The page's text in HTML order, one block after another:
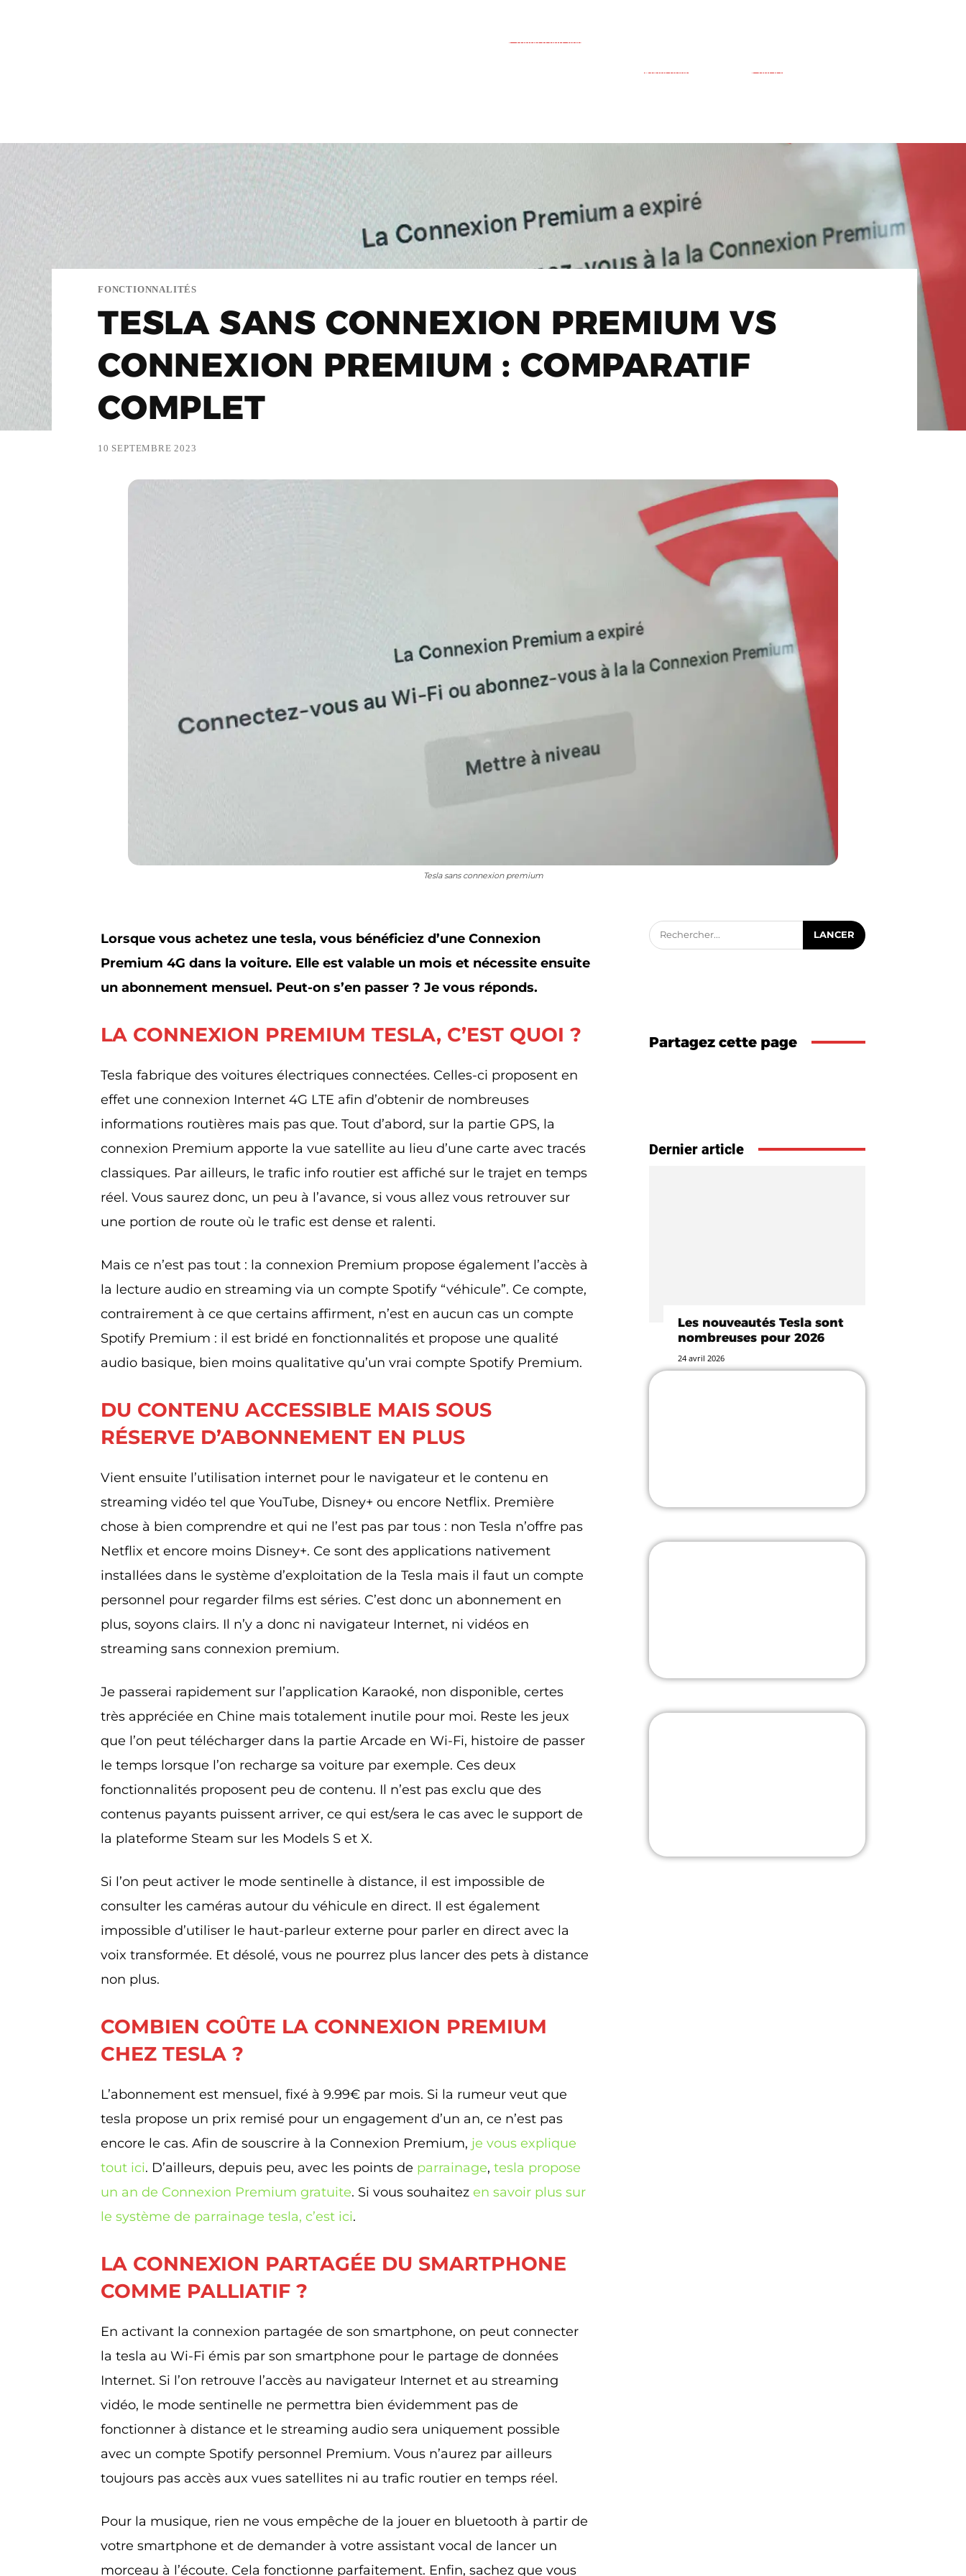
Groupe d'entraide
Réductions Contact
FONCTIONNALITÉS
TESLA SANS CONNEXION PREMIUM VS
CONNEXION PREMIUM : COMPARATIF
COMPLET
10 SEPTEMBRE 2023
Tesla sans connexion premium
Lorsque vous achetez une tesla, vous bénéficiez d’une Connexion
Premium 4G dans la voiture. Elle est valable un mois et nécessite ensuite
un abonnement mensuel. Peut-on s’en passer ? Je vous réponds.
LA CONNEXION PREMIUM TESLA, C’EST QUOI ?
Tesla fabrique des voitures électriques connectées. Celles-ci proposent en
effet une connexion Internet 4G LTE afin d’obtenir de nombreuses
informations routières mais pas que. Tout d’abord, sur la partie GPS, la
connexion Premium apporte la vue satellite au lieu d’une carte avec tracés
classiques. Par ailleurs, le trafic info routier est affiché sur le trajet en temps
réel. Vous saurez donc, un peu à l’avance, si vous allez vous retrouver sur
une portion de route où le trafic est dense et ralenti.
Mais ce n’est pas tout : la connexion Premium propose également l’accès à
la lecture audio en streaming via un compte Spotify “véhicule”. Ce compte,
contrairement à ce que certains affirment, n’est en aucun cas un compte
Spotify Premium : il est bridé en fonctionnalités et propose une qualité
audio basique, bien moins qualitative qu’un vrai compte Spotify Premium.
DU CONTENU ACCESSIBLE MAIS SOUS
RÉSERVE D’ABONNEMENT EN PLUS
Vient ensuite l’utilisation internet pour le navigateur et le contenu en
streaming vidéo tel que YouTube, Disney+ ou encore Netflix. Première
chose à bien comprendre et qui ne l’est pas par tous : non Tesla n’offre pas
Netflix et encore moins Disney+. Ce sont des applications nativement
installées dans le système d’exploitation de la Tesla mais il faut un compte
personnel pour regarder films est séries. C’est donc un abonnement en
plus, soyons clairs. Il n’y a donc ni navigateur Internet, ni vidéos en
streaming sans connexion premium.
Je passerai rapidement sur l’application Karaoké, non disponible, certes
très appréciée en Chine mais totalement inutile pour moi. Reste les jeux
que l’on peut télécharger dans la partie Arcade en Wi-Fi, histoire de passer
le temps lorsque l’on recharge sa voiture par exemple. Ces deux
fonctionnalités proposent peu de contenu. Il n’est pas exclu que des
contenus payants puissent arriver, ce qui est/sera le cas avec le support de
la plateforme Steam sur les Models S et X.
Si l’on peut activer le mode sentinelle à distance, il est impossible de
consulter les caméras autour du véhicule en direct. Il est également
impossible d’utiliser le haut-parleur externe pour parler en direct avec la
voix transformée. Et désolé, vous ne pourrez plus lancer des pets à distance
non plus.
COMBIEN COÛTE LA CONNEXION PREMIUM
CHEZ TESLA ?
L’abonnement est mensuel, fixé à 9.99€ par mois. Si la rumeur veut que
tesla propose un prix remisé pour un engagement d’un an, ce n’est pas
encore le cas. Afin de souscrire à la Connexion Premium, je vous explique
tout ici. D’ailleurs, depuis peu, avec les points de parrainage, tesla propose
un an de Connexion Premium gratuite. Si vous souhaitez en savoir plus sur
le système de parrainage tesla, c’est ici.
LA CONNEXION PARTAGÉE DU SMARTPHONE
COMME PALLIATIF ?
En activant la connexion partagée de son smartphone, on peut connecter
la tesla au Wi-Fi émis par son smartphone pour le partage de données
Internet. Si l’on retrouve l’accès au navigateur Internet et au streaming
vidéo, le mode sentinelle ne permettra bien évidemment pas de
fonctionner à distance et le streaming audio sera uniquement possible
avec un compte Spotify personnel Premium. Vous n’aurez par ailleurs
toujours pas accès aux vues satellites ni au trafic routier en temps réel.
Pour la musique, rien ne vous empêche de la jouer en bluetooth à partir de
votre smartphone et de demander à votre assistant vocal de lancer un
morceau à l’écoute. Cela fonctionne parfaitement. Enfin, sachez que vous
Rechercher... LANCER
Partagez cette page
Dernier article
Les nouveautés Tesla sont
nombreuses pour 2026
24 avril 2026
J'Y VAIS
J'Y VAIS